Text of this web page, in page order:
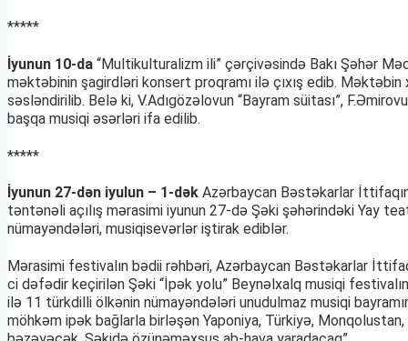
*****
İyunun 10-da “Multikulturalizm ili” çərçivəsində Bakı Şəhər
məktəbinin şagirdləri konsert proqramı ilə çıxış edib.
səsləndirilib. Belə ki, V.Adıgözəlovun “Bayram süitası”,
başqa musiqi əsərləri ifa edilib.
*****
İyunun 27-dən iyulun – 1-dək Azərbaycan Bəstəkarlar
təntənəli açılış mərasimi iyunun 27-də Şəki şəhərindəki Yay
nümayəndələri, musiqisevərlər iştirak ediblər.
Mərasimi festivalın bədii rəhbəri, Azərbaycan Bəstəkarlar
ci dəfədir keçirilən Şəki “İpək yolu” Beynəlxalq musiqi
ilə 11 türkdilli ölkənin nümayəndələri unudulmaz musiqi
möhkəm ipək bağlarla birləşən Yaponiya, Türkiyə,